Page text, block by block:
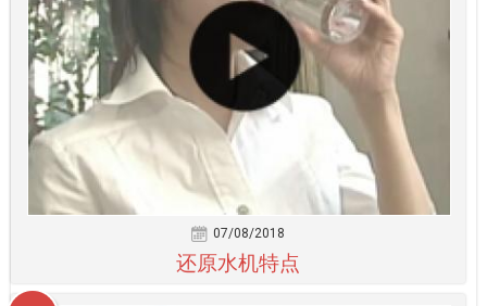
07/08/2018
还原水机特点